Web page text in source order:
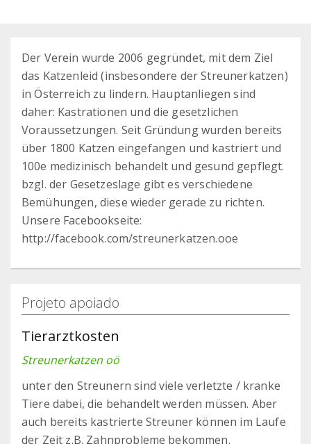
Der Verein wurde 2006 gegründet, mit dem Ziel
das Katzenleid (insbesondere der Streunerkatzen)
in Österreich zu lindern. Hauptanliegen sind
daher: Kastrationen und die gesetzlichen
Voraussetzungen. Seit Gründung wurden bereits
über 1800 Katzen eingefangen und kastriert und
100e medizinisch behandelt und gesund gepflegt.
bzgl. der Gesetzeslage gibt es verschiedene
Bemühungen, diese wieder gerade zu richten.
Unsere Facebookseite:
http://facebook.com/streunerkatzen.ooe
Projeto apoiado
Tierarztkosten
Streunerkatzen oö
unter den Streunern sind viele verletzte / kranke
Tiere dabei, die behandelt werden müssen. Aber
auch bereits kastrierte Streuner können im Laufe
der Zeit z.B. Zahnprobleme bekommen.